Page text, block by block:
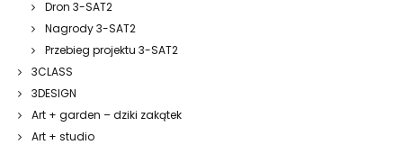
Dron 3-SAT2
Nagrody 3-SAT2
Przebieg projektu 3-SAT2
3CLASS
3DESIGN
Art + garden – dziki zakątek
Art + studio